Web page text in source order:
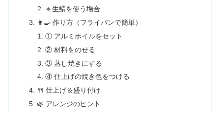
🔸生鯖を使う場合
👩‍🍳 作り方（フライパンで簡単）
① アルミホイルをセット
② 材料をのせる
③ 蒸し焼きにする
④ 仕上げの焼き色をつける
🍴 仕上げ＆盛り付け
🌿 アレンジのヒント